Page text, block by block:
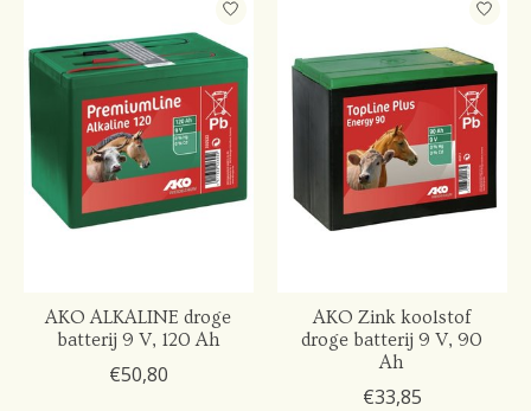
AKO ALKALINE droge
batterij 9 V, 120 Ah
€50,80
AKO Zink koolstof
droge batterij 9 V, 90
Ah
€33,85